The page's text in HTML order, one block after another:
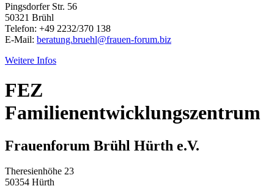
Pingsdorfer Str. 56
50321 Brühl
Telefon: +49 2232/370 138
E-Mail: beratung.bruehl@frauen-forum.biz
Weitere Infos
FEZ
Familienentwicklungszentrum
Frauenforum Brühl Hürth e.V.
Theresienhöhe 23
50354 Hürth